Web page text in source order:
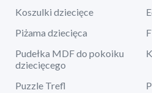
Koszulki dziecięce
Piżama dziecięca
Pudełka MDF do pokoiku
dziecięcego
Puzzle Trefl